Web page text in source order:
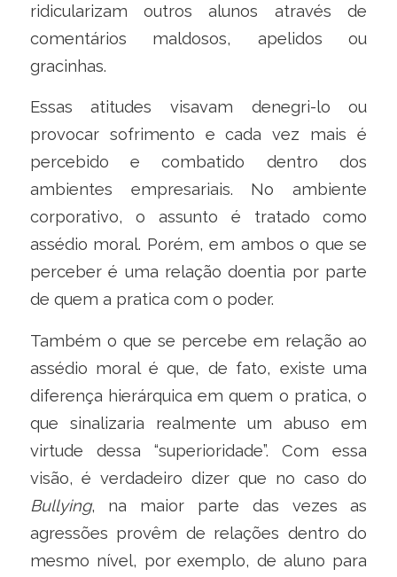
ridicularizam outros alunos através de
comentários maldosos, apelidos ou
gracinhas.
Essas atitudes visavam denegri-lo ou
provocar sofrimento e cada vez mais é
percebido e combatido dentro dos
ambientes empresariais. No ambiente
corporativo, o assunto é tratado como
assédio moral. Porém, em ambos o que se
perceber é uma relação doentia por parte
de quem a pratica com o poder.
Também o que se percebe em relação ao
assédio moral é que, de fato, existe uma
diferença hierárquica em quem o pratica, o
que sinalizaria realmente um abuso em
virtude dessa “superioridade”. Com essa
visão, é verdadeiro dizer que no caso do
Bullying, na maior parte das vezes as
agressões provêm de relações dentro do
mesmo nível, por exemplo, de aluno para